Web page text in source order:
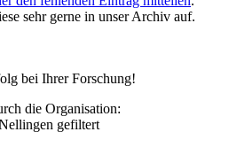
sehr gerne in unser Archiv auf.
bei Ihrer Forschung!
die Organisation:
gefiltert